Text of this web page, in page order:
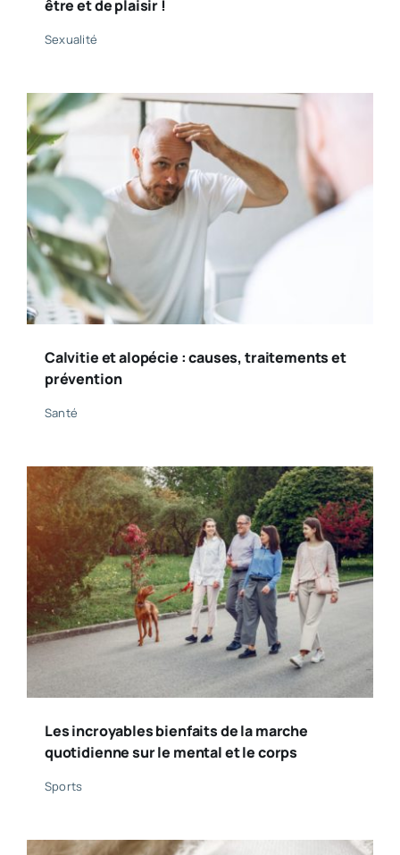
être et de plaisir !
Sexualité
Calvitie et alopécie : causes, traitements et
prévention
Santé
Les incroyables bienfaits de la marche
quotidienne sur le mental et le corps
Sports